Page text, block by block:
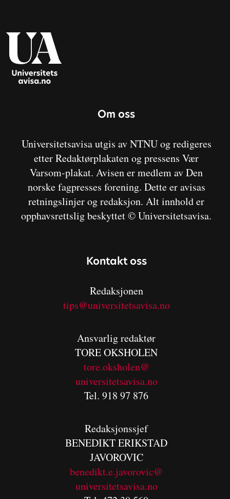
Om oss
Universitetsavisa utgis av NTNU og redigeres
etter Redaktørplakaten og pressens Vær
Varsom-plakat. Avisen er medlem av Den
norske fagpresses forening. Dette er avisas
retningslinjer og redaksjon. Alt innhold er
opphavsrettslig beskyttet © Universitetsavisa.
Kontakt oss
Redaksjonen
tips@universitetsavisa.no
Ansvarlig redaktør
TORE OKSHOLEN
tore.oksholen@
universitetsavisa.no
Tel. 918 97 876
Redaksjonssjef
BENEDIKTERIKSTAD
JAVOROVIC
benedikt.e.javorovic@
universitetsavisa.no